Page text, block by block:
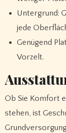
Untergrund:
jede
Genügend
Vorzelt.
Ob Sie Komfort
stehen, ist